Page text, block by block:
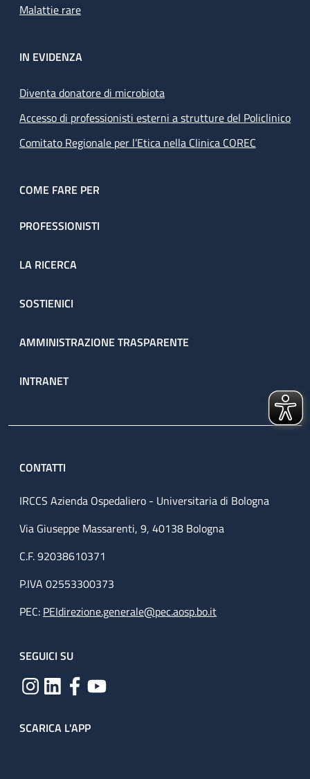
Malattie rare
IN EVIDENZA
Diventa donatore di microbiota
Accesso di professionisti esterni a strutture del Policlinico
Comitato Regionale per l’Etica nella Clinica COREC
COME FARE PER
PROFESSIONISTI
LA RICERCA
SOSTIENICI
AMMINISTRAZIONE TRASPARENTE
INTRANET
CONTATTI
IRCCS Azienda Ospedaliero - Universitaria di Bologna
Via Giuseppe Massarenti, 9, 40138 Bologna
C.F. 92038610371
P.IVA 02553300373
PEC: PEIdirezione.generale@pec.aosp.bo.it
SEGUICI SU
SCARICA L'APP